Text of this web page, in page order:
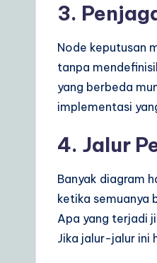
3.
Node keputusan
tanpa
yang berbeda
implementasi
4. Jalur
Banyak diagram
ketika semuanya
Apa yang terjadi
Jika jalur-jalur ini